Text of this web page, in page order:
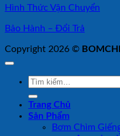
Hình Thức Vận Chuyển
Bảo Hành – Đổi Trả
Copyright 2026 ©
Tìm
Trang Chủ
Sản Phẩm
Bơm Chìm